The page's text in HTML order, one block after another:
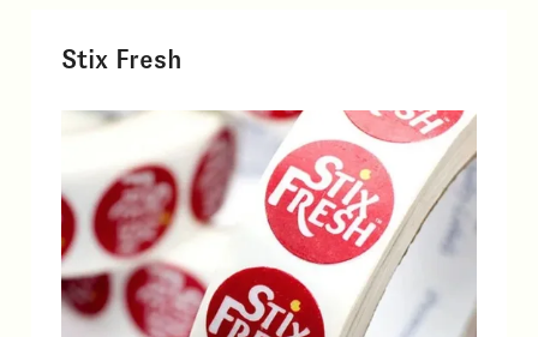
Stix Fresh